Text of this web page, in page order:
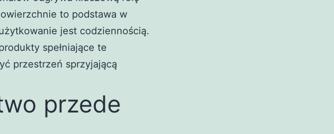
to podstawa w
jest codziennością.
spełniające te
przestrzeń sprzyjającą
przede